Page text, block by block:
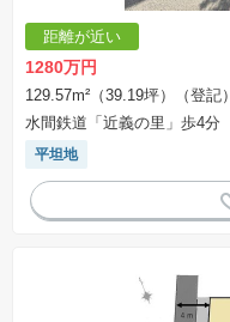
距離が近い
1280万円
129.57m²（39.19坪）（登記）
水間鉄道「近義の里」歩4分
平坦地